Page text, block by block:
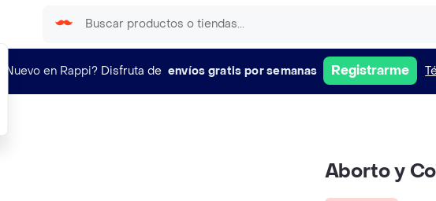
¿Nuevo en Rappi? Disfruta de envíos gratis por semanas Registrarme
Aborto y